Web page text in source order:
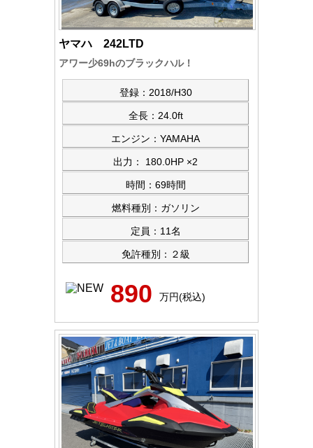
ヤマハ 242LTD
アワー少69hのブラックハル！
登録：2018/H30
全長：24.0ft
エンジン：YAMAHA
出力： 180.0HP ×2
時間：69時間
燃料種別：ガソリン
定員：11名
免許種別：２級
万円(税込)
890